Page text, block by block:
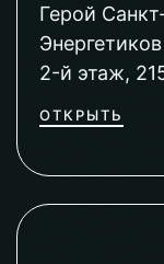
Герой
2-й этаж,
ОТКРЫТЬ